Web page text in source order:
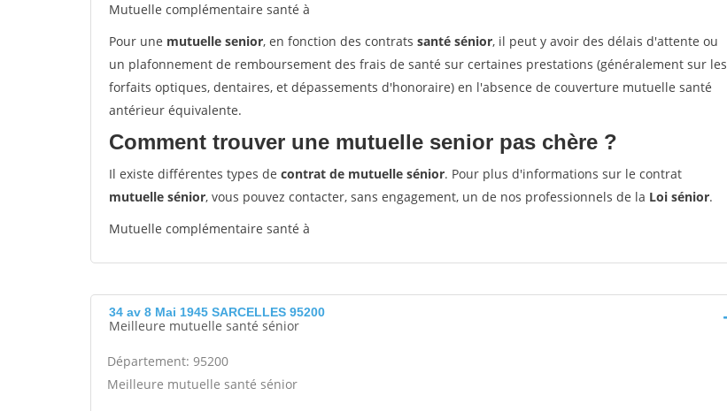
Mutuelle complémentaire santé à
Pour une mutuelle senior, en fonction des contrats santé sénior, il peut y avoir des délais d'attente ou
un plafonnement de remboursement des frais de santé sur certaines prestations (généralement sur les
forfaits optiques, dentaires, et dépassements d'honoraire) en l'absence de couverture mutuelle santé
antérieur équivalente.
Comment trouver une mutuelle senior pas chère ?
Il existe différentes types de contrat de mutuelle sénior. Pour plus d'informations sur le contrat
mutuelle sénior, vous pouvez contacter, sans engagement, un de nos professionnels de la Loi sénior.
Mutuelle complémentaire santé à
34 av 8 Mai 1945 SARCELLES 95200
Meilleure mutuelle santé sénior
Département: 95200
Meilleure mutuelle santé sénior